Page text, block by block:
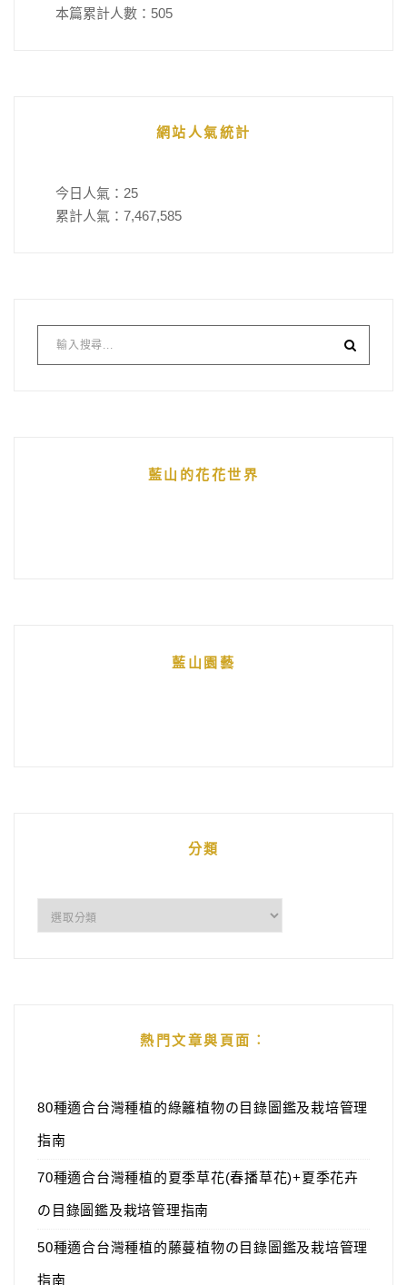
本篇累計人數： 505
網站人氣統計
今日人氣： 25
累計人氣： 7,467,585
藍山的花花世界
藍山園藝
分類
熱門文章與頁面︰
80種適合台灣種植的綠籬植物の目錄圖鑑及栽培管理
指南
70種適合台灣種植的夏季草花(春播草花)+夏季花卉
の目錄圖鑑及栽培管理指南
50種適合台灣種植的藤蔓植物の目錄圖鑑及栽培管理
指南